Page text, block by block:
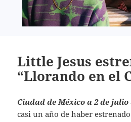
Little Jesus
“Llorando en el
Ciudad de México a 2 de julio
casi un año de haber